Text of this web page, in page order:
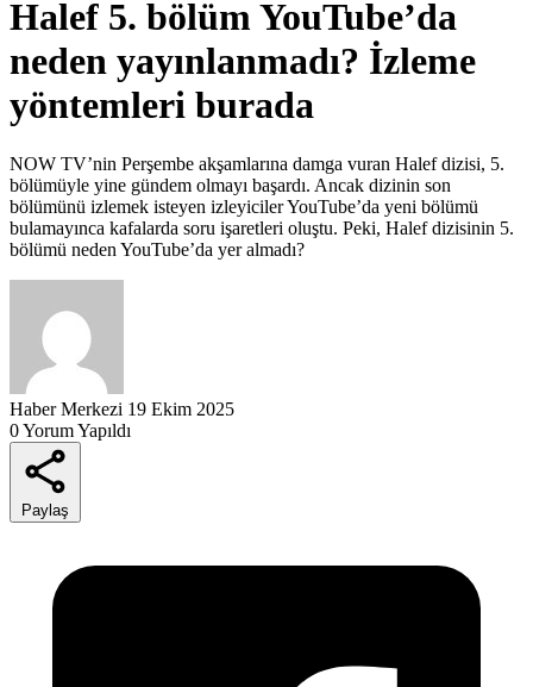
Halef 5. bölüm YouTube’da
neden yayınlanmadı? İzleme
yöntemleri burada
NOW TV’nin Perşembe akşamlarına damga vuran Halef dizisi, 5.
bölümüyle yine gündem olmayı başardı. Ancak dizinin son
bölümünü izlemek isteyen izleyiciler YouTube’da yeni bölümü
bulamayınca kafalarda soru işaretleri oluştu. Peki, Halef dizisinin 5.
bölümü neden YouTube’da yer almadı?
Haber Merkezi 19 Ekim 2025
0 Yorum Yapıldı
Paylaş